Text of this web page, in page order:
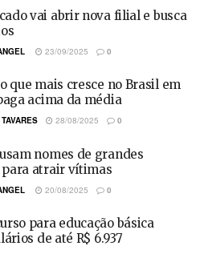
vai abrir nova filial e busca
23/09/2025 0
que mais cresce no Brasil em
acima da média
28/08/2025 0
nomes de grandes
para atrair vítimas
20/08/2025 0
para educação básica
de até R$ 6.937